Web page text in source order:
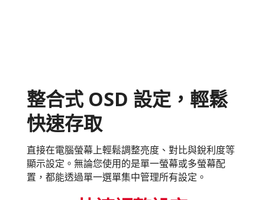
整合式 OSD 設定，輕鬆
快速存取
直接在電腦螢幕上輕鬆調整亮度、對比與銳利度等
顯示設定。無論您使用的是單一螢幕或多螢幕配
置，都能透過單一選單集中管理所有設定。